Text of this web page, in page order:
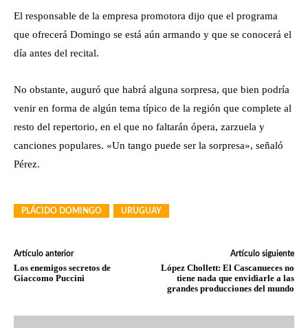
El responsable de la empresa promotora dijo que el programa
que ofrecerá Domingo se está aún armando y que se conocerá el
día antes del recital.
No obstante, auguró que habrá alguna sorpresa, que bien podría
venir en forma de algún tema típico de la región que complete al
resto del repertorio, en el que no faltarán ópera, zarzuela y
canciones populares. «Un tango puede ser la sorpresa», señaló
Pérez.
PLÁCIDO DOMINGO URUGUAY
Artículo anterior
Los enemigos secretos de
Giaccomo Puccini
Artículo siguiente
López Chollett: El Cascanueces no
tiene nada que envidiarle a las
grandes producciones del mundo